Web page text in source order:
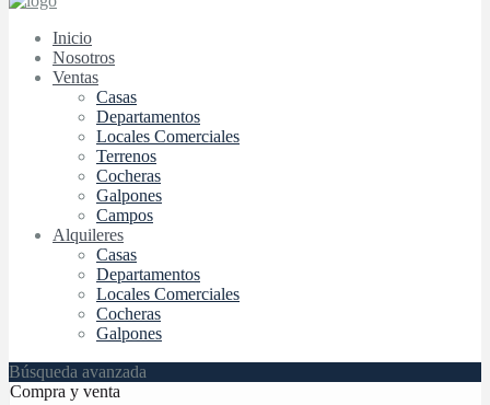
Inicio
Nosotros
Ventas
Casas
Departamentos
Locales Comerciales
Terrenos
Cocheras
Galpones
Campos
Alquileres
Casas
Departamentos
Locales Comerciales
Cocheras
Galpones
Búsqueda avanzada
Compra y venta